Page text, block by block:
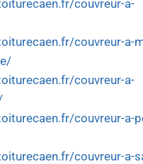
couvreur-a-
couvreur-a-
couvreur-a-
couvreur-a-
couvreur-a-